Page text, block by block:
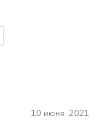
10 июня 2021